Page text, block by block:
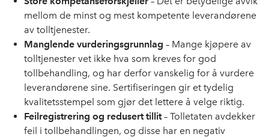
mellom de minst og mest kompetente leverandørene
av tolltjenester.
Manglende vurderingsgrunnlag – Mange kjøpere av
tolltjenester vet ikke hva som kreves for god
tollbehandling, og har derfor vanskelig for å vurdere
leverandørene sine. Sertifiseringen gir et tydelig
kvalitetsstempel som gjør det lettere å velge riktig.
Feilregistrering og redusert tillit– Tolletaten avdekker
feil i tollbehandlingen, og disse har en negativ